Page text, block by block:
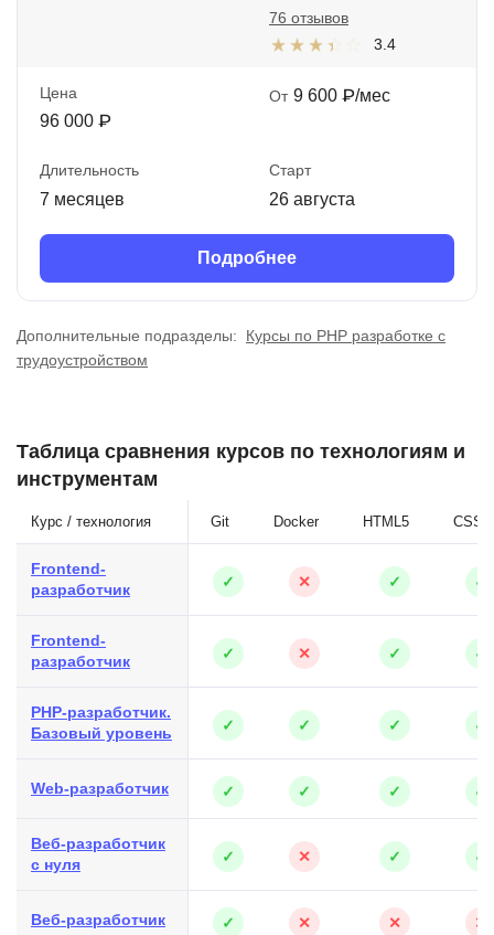
3.4
76 отзывов
Цена
96 000 ₽
От 9 600 ₽/мес
Длительность
7 месяцев
Старт
26 августа
Подробнее
Дополнительные подразделы:
Курсы по PHP разработке с
трудоустройством
Таблица сравнения курсов по технологиям и
инструментам
Курс / технология Git Docker HTML5 CSS3
Frontend-
разработчик
✓ ✕ ✓ ✓
Frontend-
разработчик
✓ ✕ ✓ ✓
PHP-разработчик.
Базовый уровень
✓ ✓ ✓ ✓
Web-разработчик ✓ ✓ ✓ ✓
Веб-разработчик
с нуля
✓ ✕ ✓ ✓
Веб-разработчик ✓ ✕ ✕ ✕